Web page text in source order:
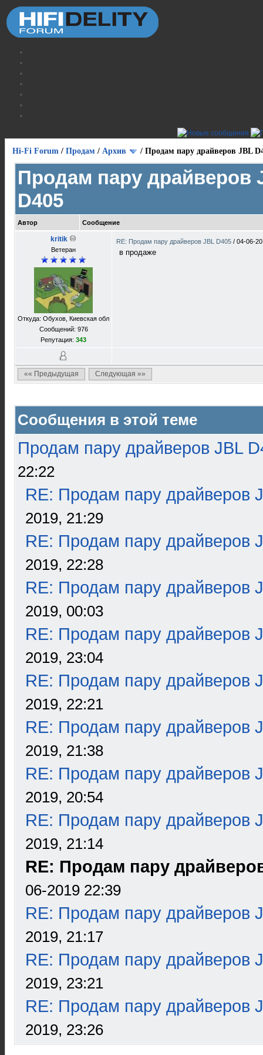
Hi-Fi Forum / Продам / Архив / Продам пару драйверов JBL
Продам пару драйверов
D405
Автор Сообщение
kritik
Ветеран
Откуда: Обухов, Киевская обл
Сообщений: 976
Репутация: 343
RE: Продам пару драйверов JBL D405 / 04-06-
в продаже
«« Предыдущая Следующая »»
Сообщения в этой теме
Продам пару драйверов JBL
22:22
RE: Продам пару драйверов
2019, 21:29
RE: Продам пару драйверов
2019, 22:28
RE: Продам пару драйверов
2019, 00:03
RE: Продам пару драйверов
2019, 23:04
RE: Продам пару драйверов
2019, 22:21
RE: Продам пару драйверов
2019, 21:38
RE: Продам пару драйверов
2019, 20:54
RE: Продам пару драйверов
2019, 21:14
RE: Продам пару
06-2019 22:39
RE: Продам пару драйверов
2019, 21:17
RE: Продам пару драйверов
2019, 23:21
RE: Продам пару драйверов
2019, 23:26